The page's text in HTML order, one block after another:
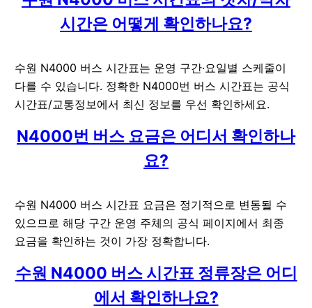
시간은 어떻게 확인하나요?
수원 N4000 버스 시간표는 운영 구간·요일별 스케줄이
다를 수 있습니다. 정확한 N4000번 버스 시간표는 공식
시간표/교통정보에서 최신 정보를 우선 확인하세요.
N4000번 버스 요금은 어디서 확인하나
요?
수원 N4000 버스 시간표 요금은 정기적으로 변동될 수
있으므로 해당 구간 운영 주체의 공식 페이지에서 최종
요금을 확인하는 것이 가장 정확합니다.
수원 N4000 버스 시간표 정류장은 어디
에서 확인하나요?